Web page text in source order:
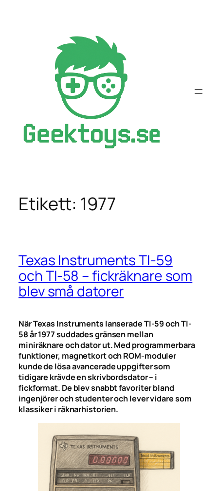
Etikett: 1977
Texas Instruments TI-59
och TI-58 – fickräknare som
blev små datorer
När Texas Instruments lanserade TI-59 och TI-
58 år 1977 suddades gränsen mellan
miniräknare och dator ut. Med programmerbara
funktioner, magnetkort och ROM-moduler
kunde de lösa avancerade uppgifter som
tidigare krävde en skrivbordsdator – i
fickformat. De blev snabbt favoriter bland
ingenjörer och studenter och lever vidare som
klassiker i räknarhistorien.